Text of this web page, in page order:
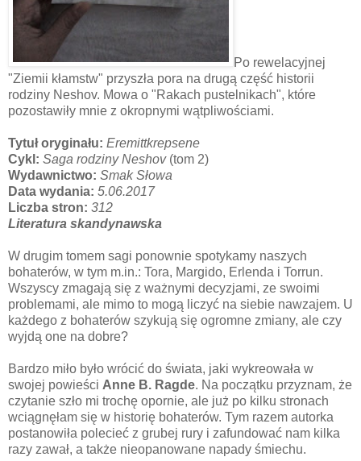
Po rewelacyjnej
"Ziemii kłamstw" przyszła pora na drugą część historii
rodziny Neshov. Mowa o "Rakach pustelnikach", które
pozostawiły mnie z okropnymi wątpliwościami.
Tytuł oryginału: Eremittkrepsene
Cykl: Saga rodziny Neshov (tom 2)
Wydawnictwo: Smak Słowa
Data wydania: 5.06.2017
Liczba stron: 312
Literatura skandynawska
W drugim tomem sagi ponownie spotykamy naszych
bohaterów, w tym m.in.: Tora, Margido, Erlenda i Torrun.
Wszyscy zmagają się z ważnymi decyzjami, ze swoimi
problemami, ale mimo to mogą liczyć na siebie nawzajem. U
każdego z bohaterów szykują się ogromne zmiany, ale czy
wyjdą one na dobre?
Bardzo miło było wrócić do świata, jaki wykreowała w
swojej powieści Anne B. Ragde. Na początku przyznam, że
czytanie szło mi trochę opornie, ale już po kilku stronach
wciągnęłam się w historię bohaterów. Tym razem autorka
postanowiła polecieć z grubej rury i zafundować nam kilka
razy zawał, a także nieopanowane napady śmiechu.